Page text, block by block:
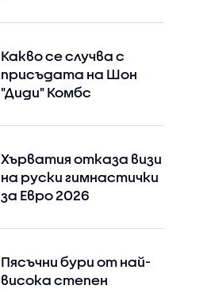
Какво се случва с
присъдата на Шон
"Диди" Комбс
Хърватия отказа визи
на руски гимнастички
за Евро 2026
Пясъчни бури от най-
висока степен